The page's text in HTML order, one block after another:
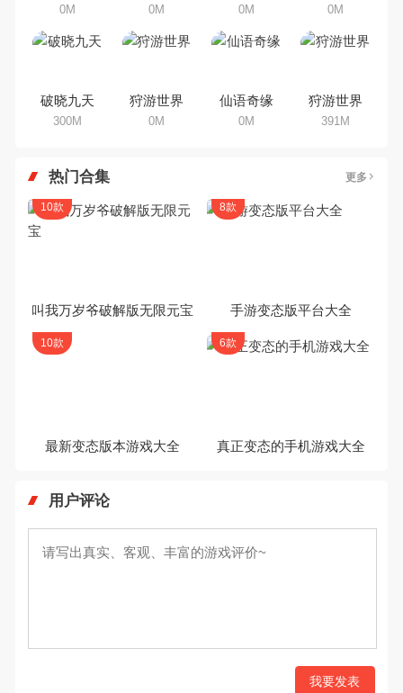
0M 0M 0M 0M
破晓九天
300M
狩游世界
0M
仙语奇缘
0M
狩游世界
391M
热门合集 更多
叫我万岁爷破解版无限元宝
10款
手游变态版平台大全
8款
最新变态版本游戏大全
10款
真正变态的手机游戏大全
6款
用户评论
我要发表